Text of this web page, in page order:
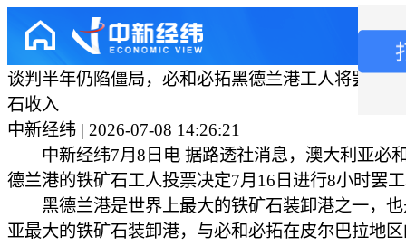
谈判半年仍陷僵局，必和必拓黑德兰港工人将罢工
石收入
中新经纬 | 2026-07-08 14:26:21
中新经纬7月8日电 据路透社消息，澳大利亚必
德兰港的铁矿石工人投票决定7月16日进行8小时罢
黑德兰港是世界上最大的铁矿石装卸港之一，也
亚最大的铁矿石装卸港，与必和必拓在皮尔巴拉地